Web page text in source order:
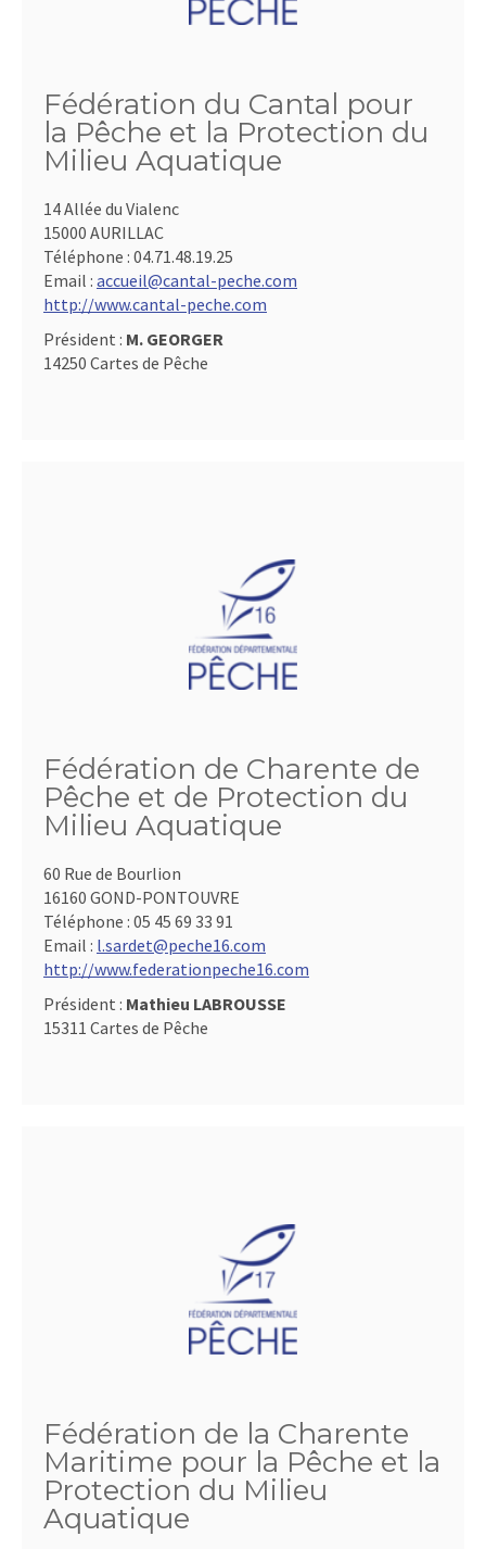
Fédération du Cantal pour
la Pêche et la Protection du
Milieu Aquatique
14 Allée du Vialenc
15000 AURILLAC
Téléphone : 04.71.48.19.25
Email : accueil@cantal-peche.com
http://www.cantal-peche.com
Président : M. GEORGER
14250 Cartes de Pêche
Fédération de Charente de
Pêche et de Protection du
Milieu Aquatique
60 Rue de Bourlion
16160 GOND-PONTOUVRE
Téléphone : 05 45 69 33 91
Email : l.sardet@peche16.com
http://www.federationpeche16.com
Président : Mathieu LABROUSSE
15311 Cartes de Pêche
Fédération de la Charente
Maritime pour la Pêche et la
Protection du Milieu
Aquatique